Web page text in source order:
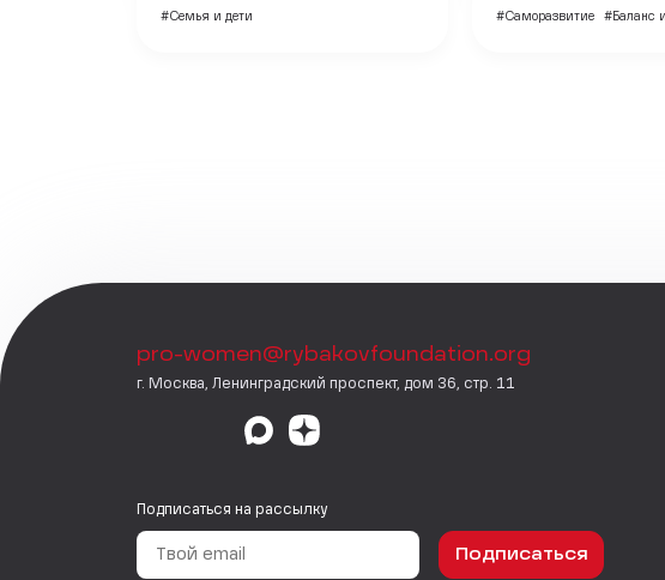
#Семья и дети #Саморазвитие #Баланс
pro-women@rybakovfoundation.org
г. Москва, Ленинградский проспект, дом 36, стр. 11
Подписаться на рассылку
Подписаться